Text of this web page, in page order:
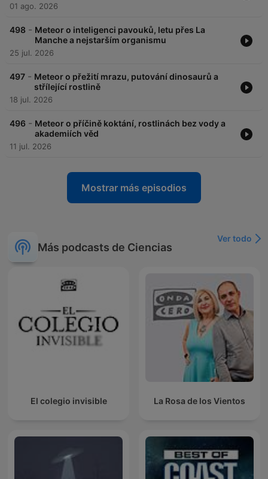
01 ago. 2026
498 - Meteor o inteligenci pavouků, letu přes La
Manche a nejstarším organismu
25 jul. 2026
497 - Meteor o přežití mrazu, putování dinosaurů a
střílející rostlině
18 jul. 2026
496 - Meteor o příčině koktání, rostlinách bez vody a
akademiích věd
11 jul. 2026
Mostrar más episodios
Más podcasts de Ciencias
Ver todo
El colegio invisible La Rosa de los Vientos